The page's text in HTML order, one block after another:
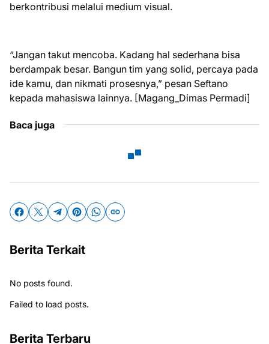
berkontribusi melalui medium visual.
“Jangan takut mencoba. Kadang hal sederhana bisa
berdampak besar. Bangun tim yang solid, percaya pada
ide kamu, dan nikmati prosesnya,” pesan Seftano
kepada mahasiswa lainnya. [Magang_Dimas Permadi]
Baca juga
Berita Terkait
No posts found.
Failed to load posts.
Berita Terbaru